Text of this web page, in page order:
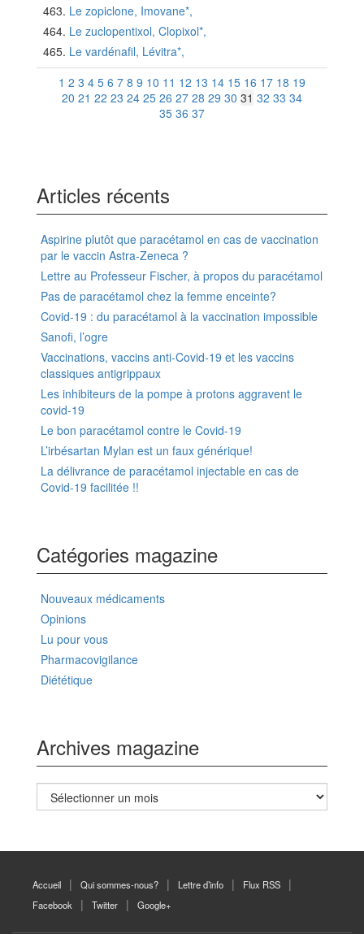
Le zopiclone, Imovane*,
Le zuclopentixol, Clopixol*,
Le vardénafil, Lévitra*,
1 2 3 4 5 6 7 8 9 10 11 12 13 14 15 16 17 18 19
20 21 22 23 24 25 26 27 28 29 30 31 32 33 34
35 36 37
Articles récents
Aspirine plutôt que paracétamol en cas de vaccination
par le vaccin Astra-Zeneca ?
Lettre au Professeur Fischer, à propos du paracétamol
Pas de paracétamol chez la femme enceinte?
Covid-19 : du paracétamol à la vaccination impossible
Sanofi, l’ogre
Vaccinations, vaccins anti-Covid-19 et les vaccins
classiques antigrippaux
Les inhibiteurs de la pompe à protons aggravent le
covid-19
Le bon paracétamol contre le Covid-19
L’irbésartan Mylan est un faux générique!
La délivrance de paracétamol injectable en cas de
Covid-19 facilitée !!
Catégories magazine
Nouveaux médicaments
Opinions
Lu pour vous
Pharmacovigilance
Diététique
Archives magazine
Archives
magazine
Accueil Qui sommes-nous? Lettre d’info
Flux RSS
Facebook
Twitter Google+